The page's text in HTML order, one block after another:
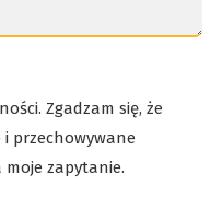
Zgadzam się, że
przechowywane
zapytanie.